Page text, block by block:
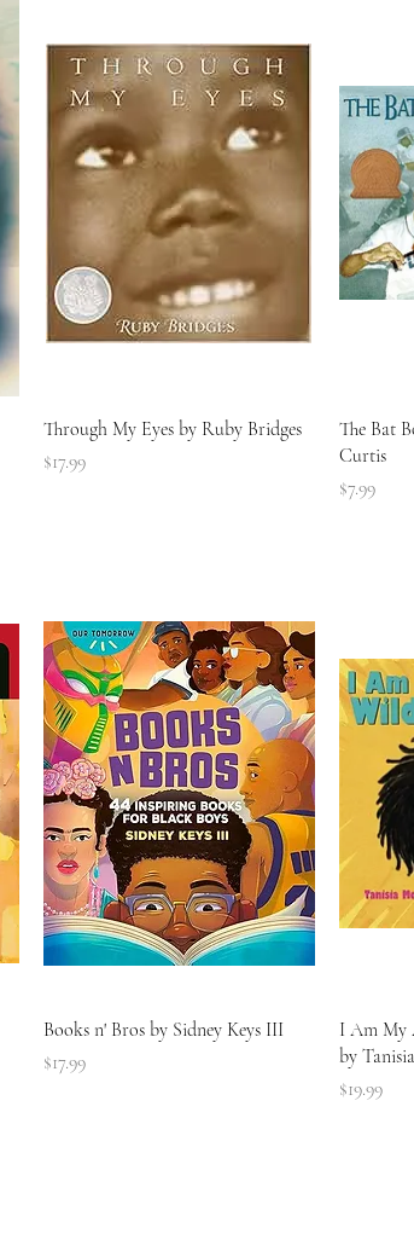
त्वरित दृश्य
Through My Eyes by Ruby Bridges
मूल्य
$17.99
The Bat
Curtis
मूल्य
$7.99
त्वरित दृश्य
Books n' Bros by Sidney Keys III
मूल्य
$17.99
I Am My
by
मूल्य
$19.99